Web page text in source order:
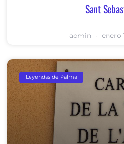
Sant
admin enero
Leyendas de Palma